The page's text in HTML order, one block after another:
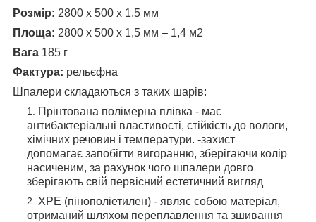
Розмір: 2800 х 500 х 1,5 мм
Площа: 2800 х 500 х 1,5 мм – 1,4 м2
Вага 185 г
Фактура: рельєфна
Шпалери складаються з таких шарів:
Прінтована полімерна плівка - має
антибактеріальні властивості, стійкість до вологи,
хімічних речовин і температури. -захист
допомагає запобігти вигоранню, зберігаючи колір
насиченим, за рахунок чого шпалери довго
зберігають свій первісний естетичний вигляд
XPE (пінополіетилен) - являє собою матеріал,
отриманий шляхом переплавлення та зшивання